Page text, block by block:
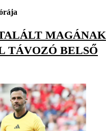
MAGÁNAK
TÁVOZÓ BELSŐ